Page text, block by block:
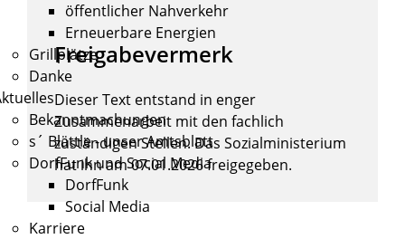
öffentlicher Nahverkehr
Erneuerbare Energien
Grillplätze
Danke
Bekanntmachungen
s´ Blättle - unser Amtsblatt
DorfFunk und Social Media
DorfFunk
Social Media
Karriere
Freigabevermerk
Dieser Text entstand in enger
Zusammenarbeit mit den fachlich
zuständigen Stellen. Das Sozialministerium
hat ihn am 07.01.2026 freigegeben.